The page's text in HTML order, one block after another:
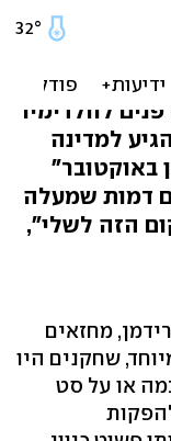
נולדתי
לוולדימיר
למדינה
באוקטובר"
דמות שמעלה
הזה לשלי",
מחזאים
שחקנים היו
או על סט